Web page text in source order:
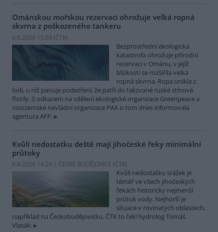
Ománskou mořskou rezervaci ohrožuje velká ropná
skvrna z poškozeného tankeru
6.8.2026 15:03 (ČTK)
Bezprostřední ekologická
katastrofa ohrožuje přírodní
rezervaci v Ománu, v jejíž
blízkosti se rozšířila velká
ropná skvrna. Ropa unikla z
lodi, u níž panuje podezření, že patří do takzvané ruské stínové
flotily. S odkazem na sdělení ekologické organizace Greenpeace a
nizozemské nevládní organizace PAX o tom dnes informovala
agentura AFP.
Kvůli nedostatku deště mají jihočeské řeky minimální
průtoky
6.8.2026 14:24 | ČESKÉ BUDĚJOVICE (ČTK)
Kvůli nedostatku srážek je
téměř ve všech jihočeských
řekách historicky nejmenší
průtok vody. Nejhorší je
situace v rovinatých oblastech,
například na Českobudějovicku. ČTK to řekl hydrolog Tomáš
Vlasák.